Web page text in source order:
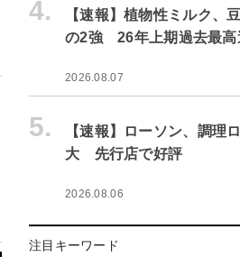
4.
【速報】植物性ミルク、
の2強 26年上期過去最高
2026.08.07
5.
【速報】ローソン、調理
大 先行店で好評
2026.08.06
注目キーワード